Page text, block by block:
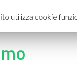
utilizza cookie